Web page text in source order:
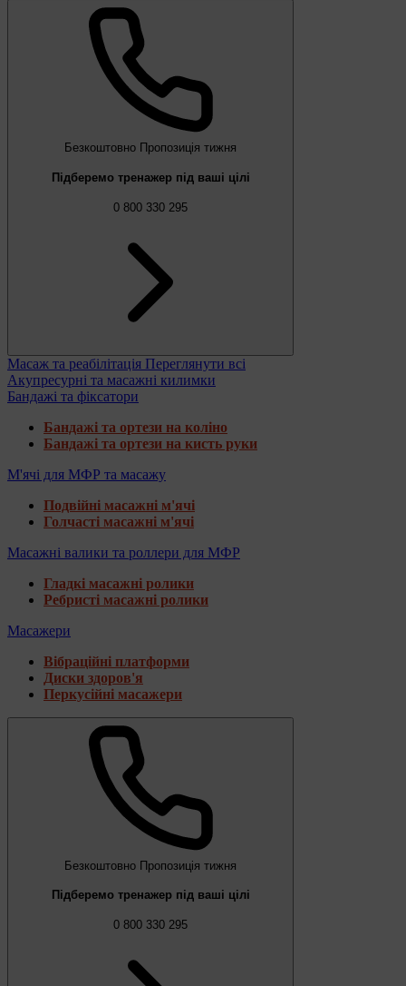
Безкоштовно Пропозиція тижня
Підберемо тренажер під ваші цілі
0 800 330 295
Масаж та реабілітація Переглянути всі
Акупресурні та масажні килимки
Бандажі та фіксатори
Бандажі та ортези на коліно
Бандажі та ортези на кисть руки
М'ячі для МФР та масажу
Подвійні масажні м'ячі
Голчасті масажні м'ячі
Масажні валики та роллери для МФР
Гладкі масажні ролики
Ребристі масажні ролики
Масажери
Вібраційні платформи
Диски здоров'я
Перкусійні масажери
Безкоштовно Пропозиція тижня
Підберемо тренажер під ваші цілі
0 800 330 295